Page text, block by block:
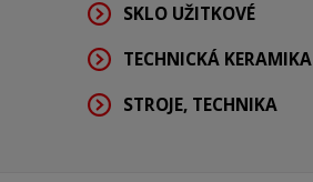
SKLO UŽITKOVÉ
TECHNICKÁ KERAMIKA
STROJE, TECHNIKA